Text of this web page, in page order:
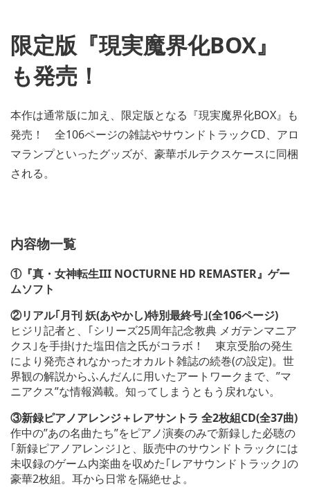
限定版『現実魔界化BOX』
も発売！
本作は通常版に加え、限定版となる『現実魔界化BOX』も
発売！ 全106ページの雑誌やサウンドトラックCD、アロ
マランプといったグッズが、豪華ボルテクスケースに同梱
される。
内容物一覧
①『真・女神転生III NOCTURNE HD REMASTER』ゲー
ムソフト
②リアル｢月刊 妖(あやかし)特別最終号｣(全106ページ)
ヒジリ記者と、｢シリーズ25周年記念教典 メガテンマニア
クス｣を手掛けた塩田信之氏がコラボ！ 東京受胎の発生
により発売されなかったオカルト雑誌の続巻(の設定)。世
界観の解説からふんだんに用いたアートワークまで、”マ
ニアクス”な情報満載。知ってしまうともう戻れない。
③新録ピアノアレンジ＋レアサントラ 全2枚組CD(全37曲)
作中の”あの名曲たち”をピアノ演奏のみで新録した必聴の
｢新録ピアノアレンジ｣と、販売中のサウンドトラックには
未収録のゲーム内楽曲を収めた｢レアサウンドトラック｣の
豪華2枚組。耳から日常を隔絶せよ。